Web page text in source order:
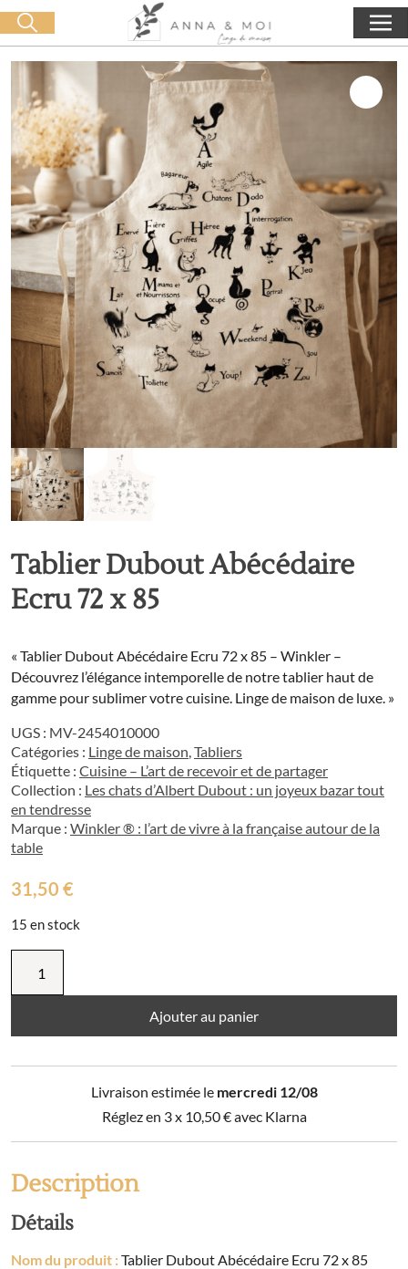
Livraison offerte dès 60€ d'achat 0,00€
Lancer la recherche
Tablier Dubout Abécédaire
Ecru 72 x 85
« Tablier Dubout Abécédaire Ecru 72 x 85 – Winkler –
Découvrez l’élégance intemporelle de notre tablier haut de
gamme pour sublimer votre cuisine. Linge de maison de luxe. »
UGS : MV-2454010000
Catégories : Linge de maison,Tabliers
Étiquette : Cuisine – L’art de recevoir et de partager
Collection : Les chats d’Albert Dubout : un joyeux bazar tout
en tendresse
Marque : Winkler ® : l’art de vivre à la française autour de la
table
31,50 €
15 en stock
Tablier
Abécédaire
Ajouter au panier
Livraison estimée le mercredi 12/08
Réglez en 3 x 10,50€avec Klarna
Description
Détails
Nom du produit :Tablier Dubout Abécédaire Ecru 72 x 85